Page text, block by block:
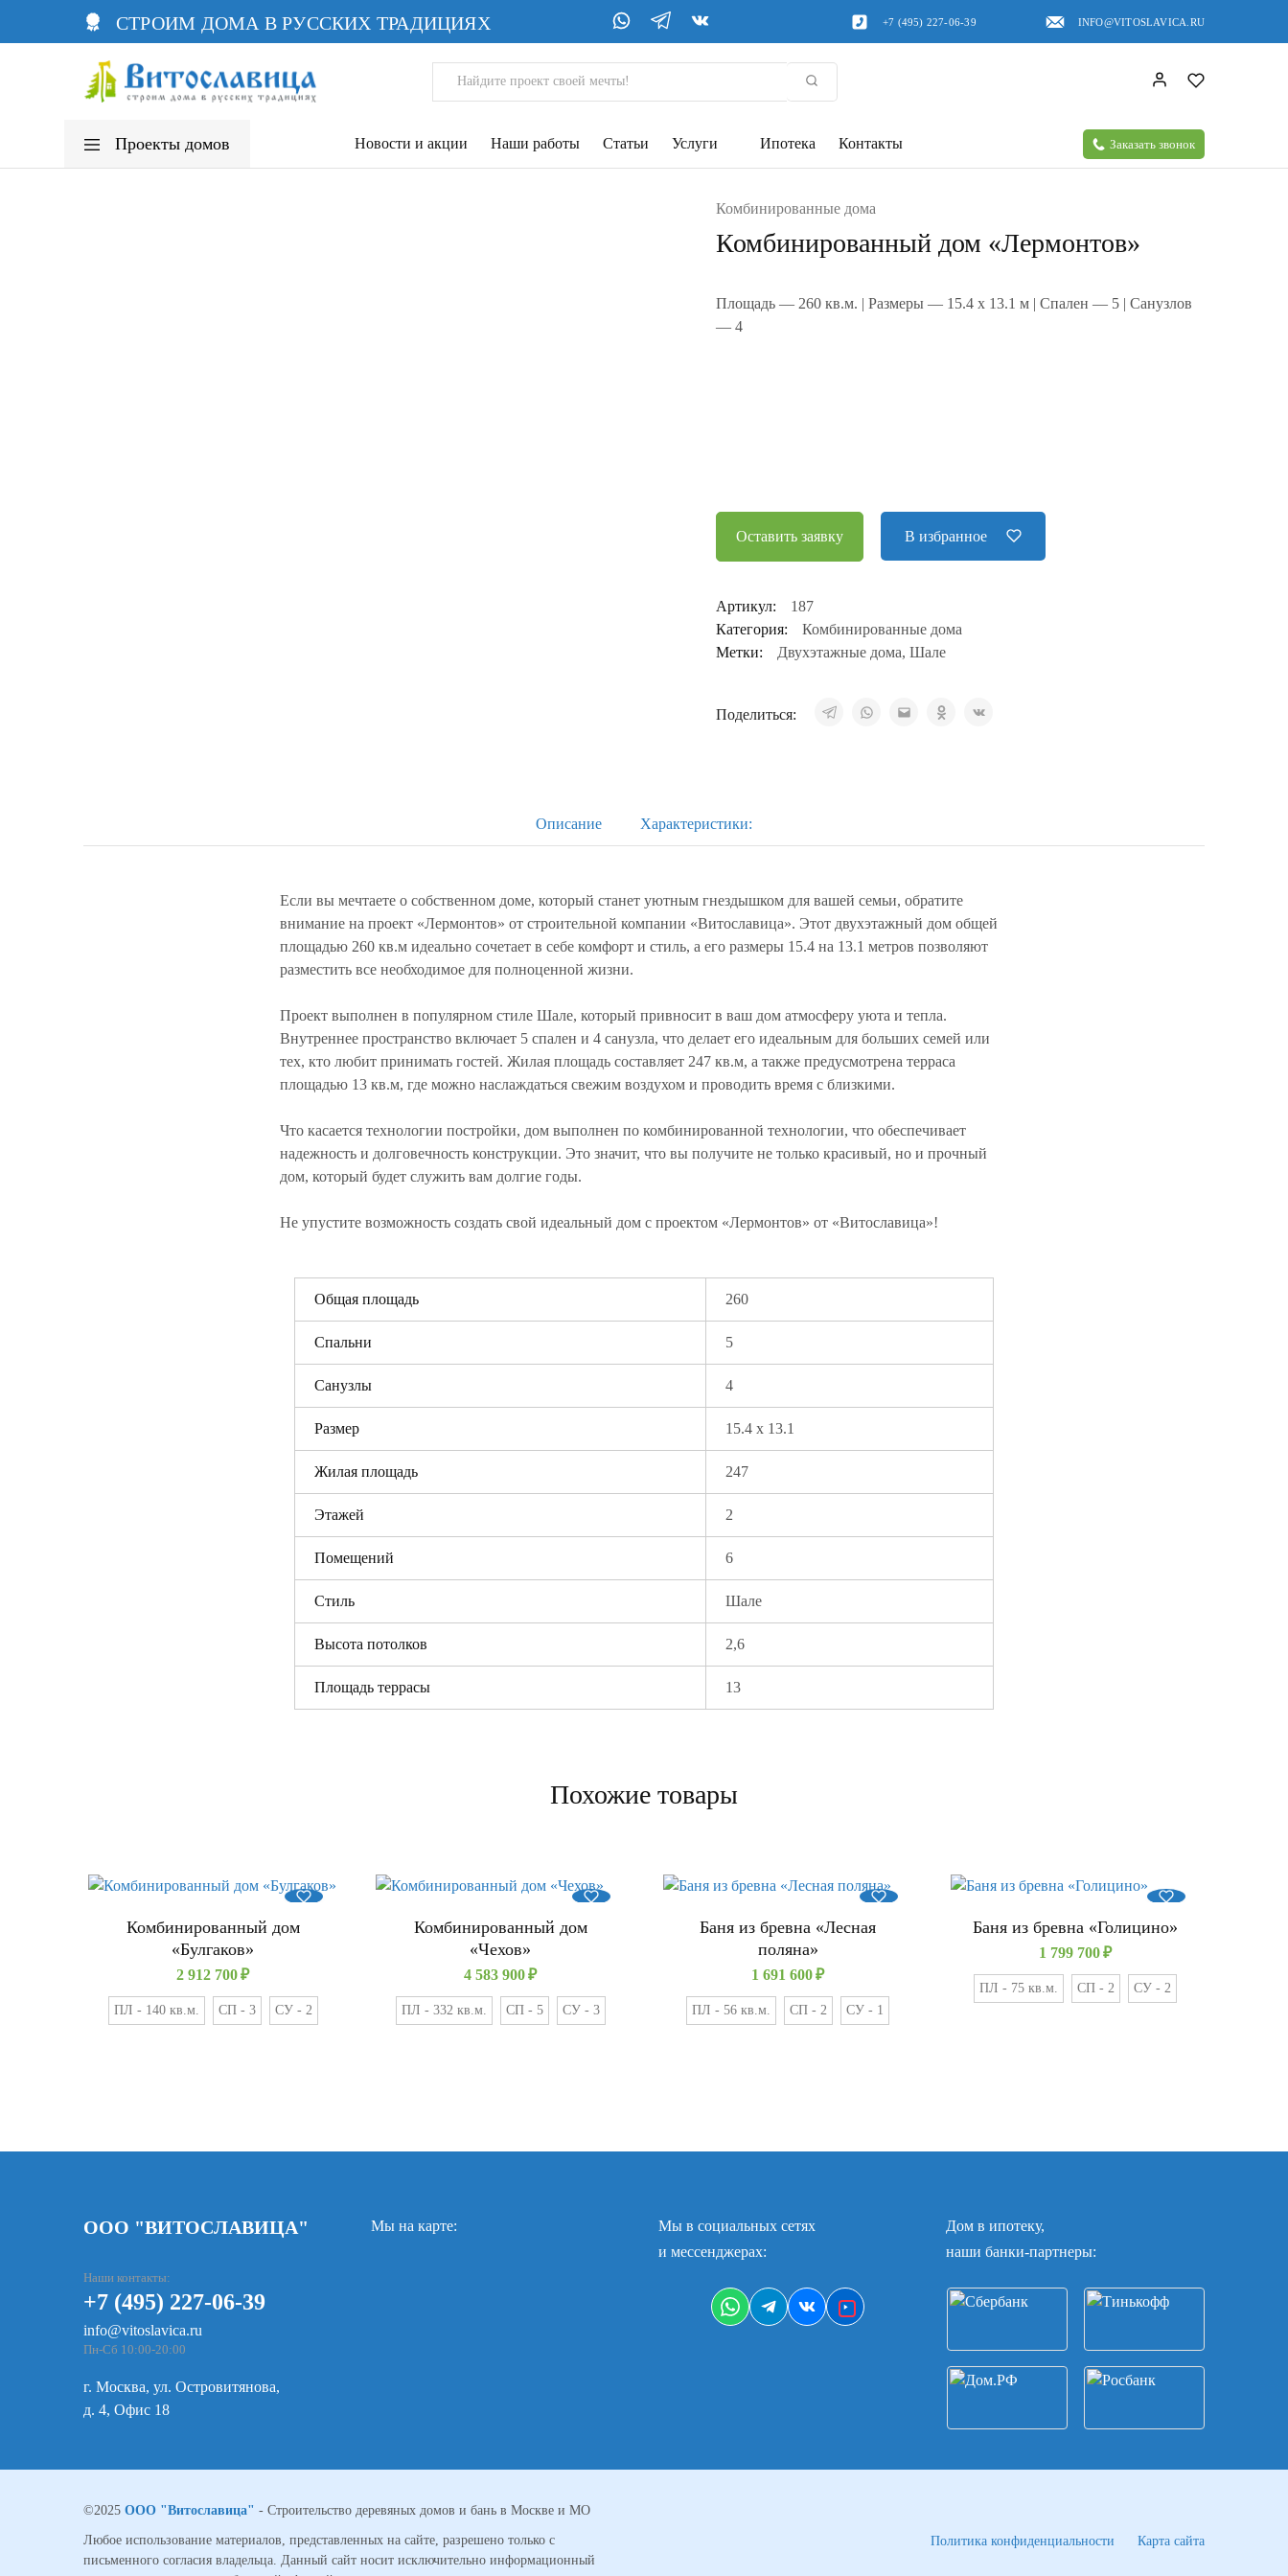
СТРОИМ ДОМА В РУССКИХ ТРАДИЦИЯХ +7 (495) 227-06-39 INFO@VITOSLAVICA.RU
Витославица
Каркасные
дома
Проекты домов Новости и акции Наши работы Статьи Услуги Ипотека Контакты Заказать звонок
Комбинированные дома
Комбинированный дом «Лермонтов»
Площадь — 260 кв.м. | Размеры — 15.4 x 13.1 м | Спален — 5 | Санузлов
— 4
Оставить заявку В избранное
Артикул:
187
Категория:
Комбинированные дома
Метки:
Двухэтажные дома, Шале
Поделиться:
Описание Характеристики:
Если вы мечтаете о собственном доме, который станет уютным гнездышком для вашей семьи, обратите
внимание на проект «Лермонтов» от строительной компании «Витославица». Этот двухэтажный дом общей
площадью 260 кв.м идеально сочетает в себе комфорт и стиль, а его размеры 15.4 на 13.1 метров позволяют
разместить все необходимое для полноценной жизни.
Проект выполнен в популярном стиле Шале, который привносит в ваш дом атмосферу уюта и тепла.
Внутреннее пространство включает 5 спален и 4 санузла, что делает его идеальным для больших семей или
тех, кто любит принимать гостей. Жилая площадь составляет 247 кв.м, а также предусмотрена терраса
площадью 13 кв.м, где можно наслаждаться свежим воздухом и проводить время с близкими.
Что касается технологии постройки, дом выполнен по комбинированной технологии, что обеспечивает
надежность и долговечность конструкции. Это значит, что вы получите не только красивый, но и прочный
дом, который будет служить вам долгие годы.
Не упустите возможность создать свой идеальный дом с проектом «Лермонтов» от «Витославица»!
Общая площадь 260
Спальни 5
Санузлы 4
Размер 15.4 x 13.1
Жилая площадь 247
Этажей 2
Помещений 6
Стиль Шале
Высота потолков 2,6
Площадь террасы 13
Похожие товары
Комбинированный дом
«Булгаков»
2 912 700₽
ПЛ - 140 кв.м. СП - 3 СУ - 2
Комбинированный дом
«Чехов»
4 583 900₽
ПЛ - 332 кв.м. СП - 5 СУ - 3
Баня из бревна «Лесная
поляна»
1 691 600₽
ПЛ - 56 кв.м. СП - 2 СУ - 1
Баня из бревна «Голицино»
1 799 700₽
ПЛ - 75 кв.м. СП - 2 СУ - 2
ООО "ВИТОСЛАВИЦА"
Наши контакты:
+7 (495) 227-06-39
info@vitoslavica.ru
Пн-Сб 10:00-20:00
г. Москва, ул. Островитянова,
д. 4, Офис 18
Мы на карте:
Мы в социальных сетях
и мессенджерах:
Дом в ипотеку,
наши банки-партнеры:
©2025 ООО "Витославица" - Строительство деревяных домов и бань в Москве и МО
Любое использование материалов, представленных на сайте, разрешено только с
письменного согласия владельца. Данный сайт носит исключительно информационный
Политика конфиденциальности Карта сайта